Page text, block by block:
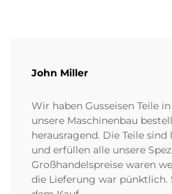
John Miller
Wir haben Gusseisen Teile
unsere Maschinenbau
herausragend. Die Teile
und erfüllen alle unsere
Großhandelspreise waren
die Lieferung war pünktlich.